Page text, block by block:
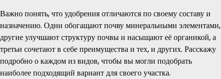
Важно понять, что удобрения отличаются по своему составу и
назначению. Одни обогащают почву минеральными элементами,
другие улучшают структуру почвы и насыщают её органикой, а
третьи сочетают в себе преимущества и тех, и других. Расскажу
подробно о каждом из видов, чтобы вы могли подобрать
наиболее подходящий вариант для своего участка.